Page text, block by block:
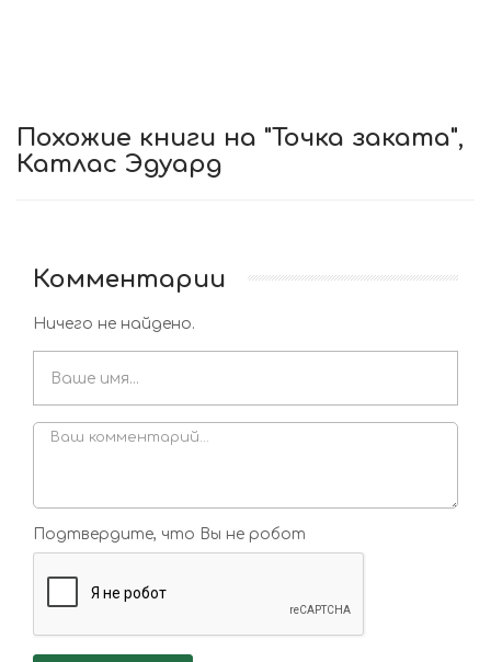
Похожие книги на "Точка заката",
Катлас Эдуард
Комментарии
Ничего не найдено.
Подтвердите, что Вы не робот